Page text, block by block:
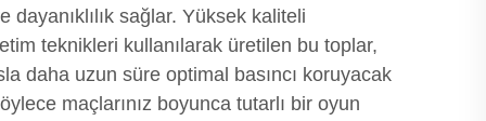
sağlar. Yüksek kaliteli
teknikleri kullanılarak üretilen bu toplar,
daha uzun süre optimal basıncı koruyacak
maçlarınız boyunca tutarlı bir oyun